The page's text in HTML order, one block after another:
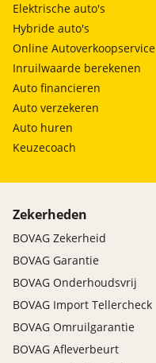
Elektrische auto's
Hybride auto's
Online Autoverkoopservice
Inruilwaarde berekenen
Auto financieren
Auto verzekeren
Auto huren
Keuzecoach
Zekerheden
BOVAG Zekerheid
BOVAG Garantie
BOVAG Onderhoudsvrij
BOVAG Import Tellercheck
BOVAG Omruilgarantie
BOVAG Afleverbeurt